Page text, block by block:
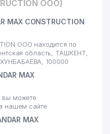
ООО)
MAX CONSTRUCTION
ООО находится по
область, ТАШКЕНТ,
100000
MAX
вы можете
нашем сайте
MAX